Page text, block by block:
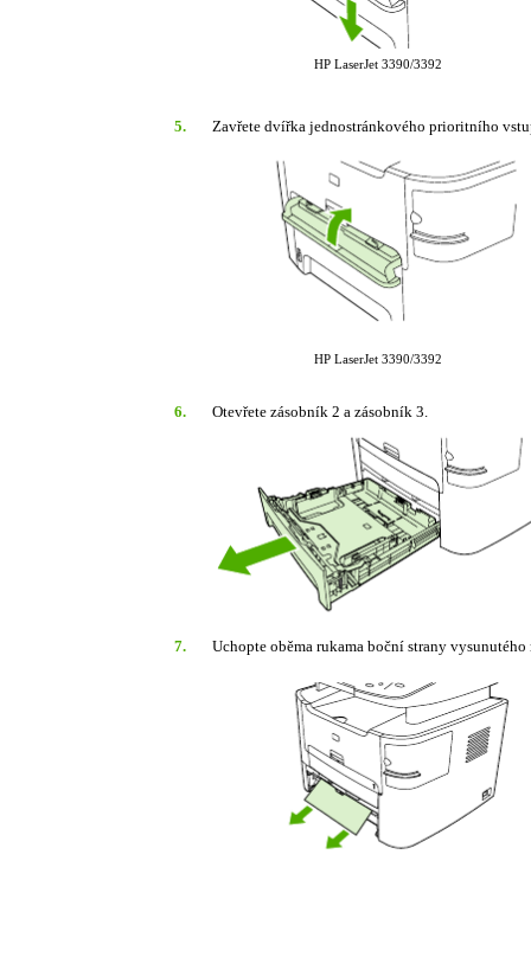
HP LaserJet 3390/3392
5. Zavřete dvířka jednostránkového prioritního
HP LaserJet 3390/3392
6. Otevřete zásobník 2 a zásobník 3.
7. Uchopte oběma rukama boční strany